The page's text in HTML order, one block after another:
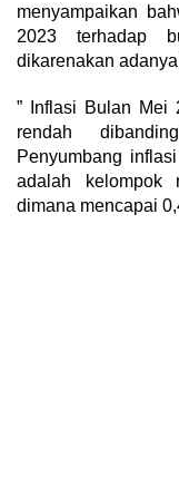
menyampaikan
2023 terhadap
dikarenakan
” Inflasi Bulan Mei
rendah
Penyumbang
adalah kelompok
dimana mencapai